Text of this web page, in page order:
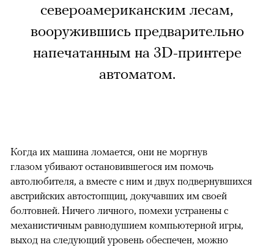
североамериканским лесам,
вооружившись предварительно
напечатанным на 3D-принтере
автоматом.
Когда их машина ломается, они не моргнув
глазом убивают остановившегося им помочь
автолюбителя, а вместе с ним и двух подвернувшихся
австрийских автостопщиц, докучавших им своей
болтовней. Ничего личного, помехи устранены с
механистичным равнодушием компьютерной игры,
выход на следующий уровень обеспечен, можно